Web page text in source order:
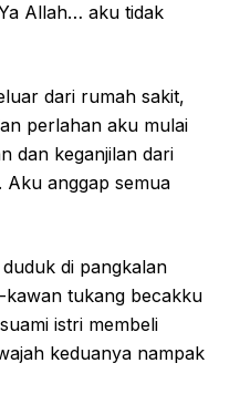
Allah… aku tidak
dari rumah sakit,
perlahan aku mulai
dan keganjilan dari
Aku anggap semua
di pangkalan
tukang becakku
istri membeli
keduanya nampak